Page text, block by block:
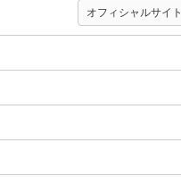
オフィシャルサイト